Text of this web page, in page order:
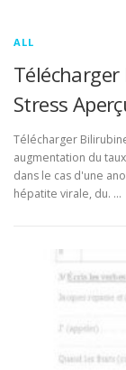
ALL
Télécharger
Stress
Télécharger
augmentation du
dans le cas d'une
hépatite virale, du. …